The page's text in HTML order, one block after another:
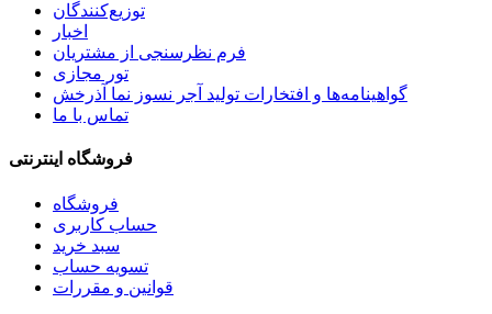
توزیع‌کنندگان
اخبار
فرم نظرسنجی از مشتریان
تور مجازی
گواهینامه‌ها و افتخارات تولید آجر نسوز نما آذرخش
تماس با ما
فروشگاه اینترنتی
فروشگاه
حساب کاربری
سبد خرید
تسویه حساب
قوانین و مقررات